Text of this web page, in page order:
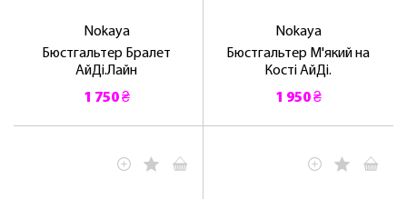
Nokaya
Бюстгальтер Бралет
АйДі.Лайн
1 750 ₴
Nokaya
Бюстгальтер М'який на
Кості АйДі.
1 950 ₴